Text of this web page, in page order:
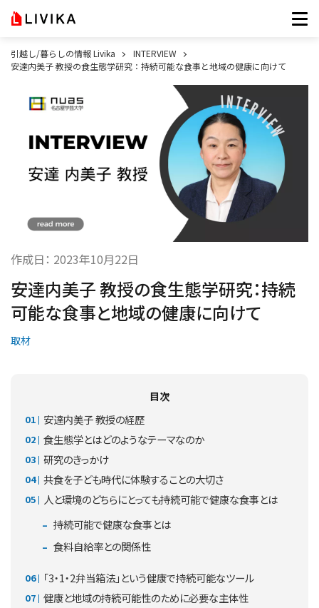
引越し/暮らしの情報 Livika
INTERVIEW
安達内美子 教授の食生態学研究：持続可能な食事と地域の健康に向けて
作成日： 2023年10月22日
安達内美子 教授の食生態学研究：持続
可能な食事と地域の健康に向けて
取材
目次
安達内美子 教授の経歴
食生態学とはどのようなテーマなのか
研究のきっかけ
共食を子ども時代に体験することの大切さ
人と環境のどちらにとっても持続可能で健康な食事とは
持続可能で健康な食事とは
食料自給率との関係性
「3・1・2弁当箱法」という健康で持続可能なツール
健康と地域の持続可能性のために必要な主体性